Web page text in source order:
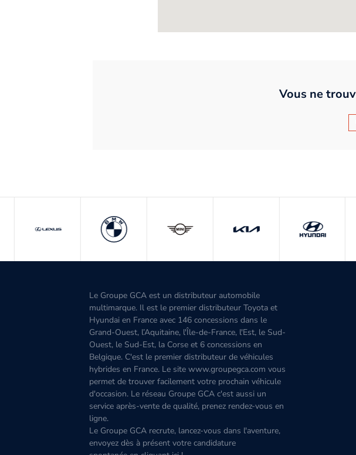
Vous ne
Le Groupe GCA est un distributeur automobile
multimarque. Il est le premier distributeur Toyota et
Hyundai en France avec 146 concessions dans le
Grand-Ouest, l’Aquitaine, l'Île-de-France, l'Est, le Sud-
Ouest, le Sud-Est, la Corse et 6 concessions en
Belgique. C'est le premier distributeur de véhicules
hybrides en France. Le site www.groupegca.com vous
permet de trouver facilement votre prochain véhicule
d'occasion. Le réseau Groupe GCA c'est aussi un
service après-vente de qualité, prenez rendez-vous en
ligne.
Le Groupe GCA recrute, lancez-vous dans l'aventure,
envoyez dès à présent votre candidature